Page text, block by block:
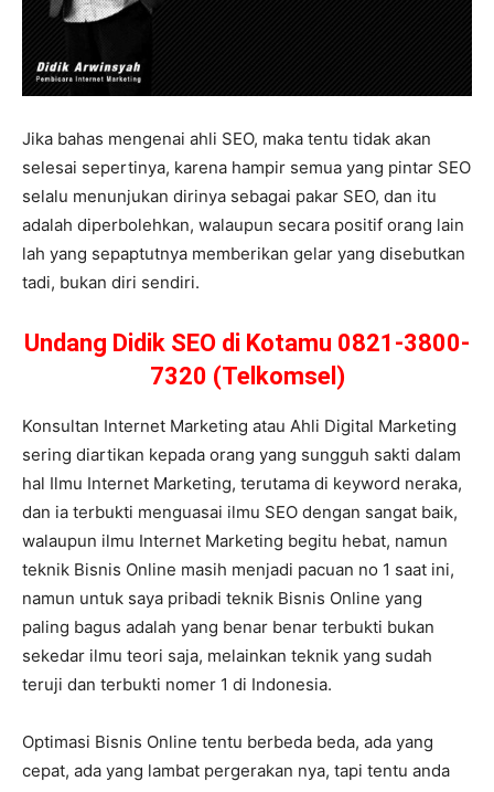
Jika bahas mengenai ahli SEO, maka tentu tidak akan
selesai sepertinya, karena hampir semua yang pintar SEO
selalu menunjukan dirinya sebagai pakar SEO, dan itu
adalah diperbolehkan, walaupun secara positif orang lain
lah yang sepaptutnya memberikan gelar yang disebutkan
tadi, bukan diri sendiri.
Undang Didik SEO di Kotamu 0821-3800-
7320 (Telkomsel)
Konsultan Internet Marketing atau Ahli Digital Marketing
sering diartikan kepada orang yang sungguh sakti dalam
hal Ilmu Internet Marketing, terutama di keyword neraka,
dan ia terbukti menguasai ilmu SEO dengan sangat baik,
walaupun ilmu Internet Marketing begitu hebat, namun
teknik Bisnis Online masih menjadi pacuan no 1 saat ini,
namun untuk saya pribadi teknik Bisnis Online yang
paling bagus adalah yang benar benar terbukti bukan
sekedar ilmu teori saja, melainkan teknik yang sudah
teruji dan terbukti nomer 1 di Indonesia.
Optimasi Bisnis Online tentu berbeda beda, ada yang
cepat, ada yang lambat pergerakan nya, tapi tentu anda